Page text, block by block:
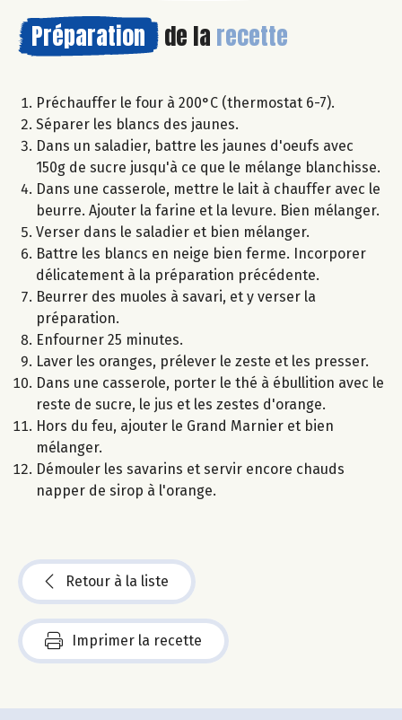
Préparation de la recette
Préchauffer le four à 200°C (thermostat 6-7).
Séparer les blancs des jaunes.
Dans un saladier, battre les jaunes d'oeufs avec
150g de sucre jusqu'à ce que le mélange blanchisse.
Dans une casserole, mettre le lait à chauffer avec le
beurre. Ajouter la farine et la levure. Bien mélanger.
Verser dans le saladier et bien mélanger.
Battre les blancs en neige bien ferme. Incorporer
délicatement à la préparation précédente.
Beurrer des muoles à savari, et y verser la
préparation.
Enfourner 25 minutes.
Laver les oranges, prélever le zeste et les presser.
Dans une casserole, porter le thé à ébullition avec le
reste de sucre, le jus et les zestes d'orange.
Hors du feu, ajouter le Grand Marnier et bien
mélanger.
Démouler les savarins et servir encore chauds
napper de sirop à l'orange.
Retour à la liste
Imprimer la recette